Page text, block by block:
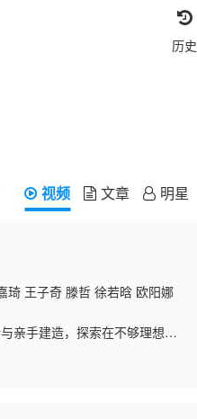
历史
视频 文章 明星
琦 王子奇 滕哲 徐若晗 欧阳娜
亲手建造，探索在不够理想的
与社交实验的温暖成人童话。